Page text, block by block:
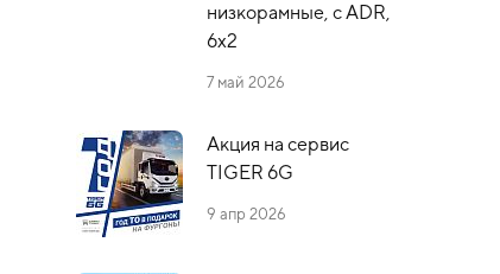
низкорамные, с ADR,
6x2
7 май 2026
Акция на сервис
TIGER 6G
9 апр 2026